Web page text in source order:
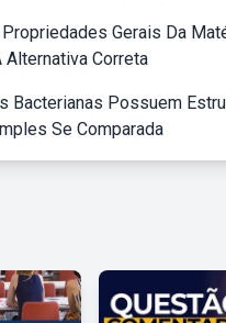
Gerais Da
Alternativa Correta
Bacterianas Possuem
Se Comparada